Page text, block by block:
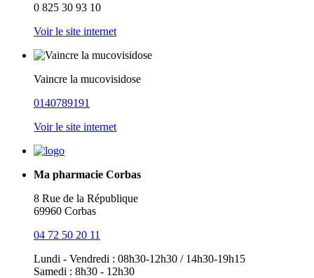
0 825 30 93 10
Voir le site internet
Vaincre la mucovisidose
0140789191
Voir le site internet
Ma pharmacie Corbas
8 Rue de la République
69960 Corbas
04 72 50 20 11
Lundi - Vendredi : 08h30-12h30 / 14h30-19h15
Samedi : 8h30 - 12h30